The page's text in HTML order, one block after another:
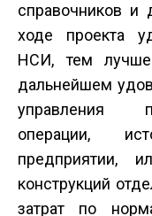
справочников
ходе проекта
НСИ, тем
дальнейшем
управления
операции,
предприятии,
конструкций
затрат по